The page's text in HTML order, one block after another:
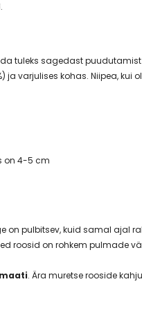
tuleks sagedast
ja varjulises kohas. Niipea,
on 4-5 cm
on pulbitsev, kuid samal ajal
roosid on rohkem pulmade
. Ära muretse rooside